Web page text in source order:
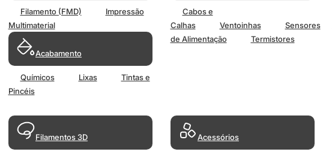
Filamento (FMD)
Impressão
Multimaterial
Acabamento
Químicos Lixas
Tintas e
Pincéis
Cabos e
Calhas
Ventoinhas Sensores
de Alimentação
Termistores
Filamentos 3D Acessórios